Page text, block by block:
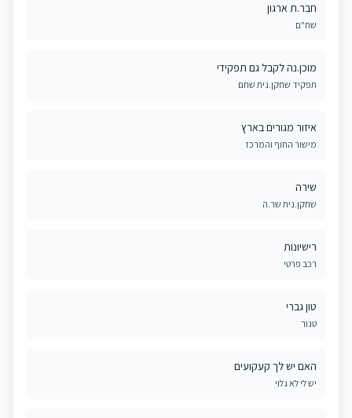
חבר.ת ארגון
שח"ם
מוכן.נה לקבל גם תפקידי
תפקיד שחקן.נית שחם
איזור מגורים בארץ
מישור החוף והמרכז
שירה
שחקן.נית שר.ה
רישיונות
רכב פרטי
טון גברי
טנור
האם יש לך קעקועים
יש לי לא גלוי